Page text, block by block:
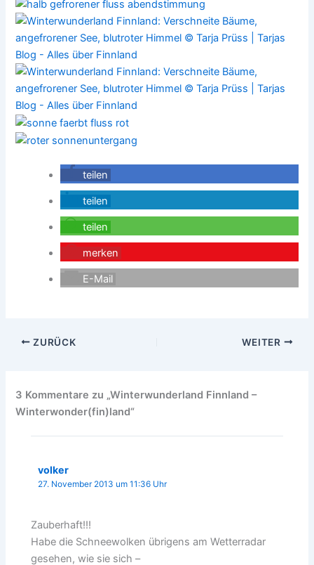
teilen
teilen
teilen
merken
E-Mail
ZURÜCK WEITER
3 Kommentare zu „Winterwunderland Finnland –
Winterwonder(fin)land“
volker
27. November 2013 um 11:36 Uhr
Zauberhaft!!!
Habe die Schneewolken übrigens am Wetterradar
gesehen, wie sie sich –